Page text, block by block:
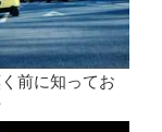
前に知ってお